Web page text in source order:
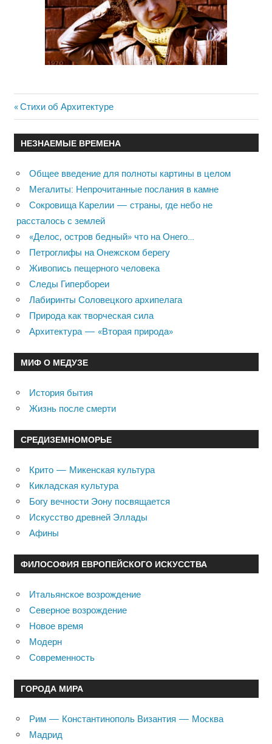
Навигация
по
записям
Previous
Post:
Стихи об Архитектуре
НЕЗНАЕМЫЕ ВРЕМЕНА
Общее введение для полноты картины в целом
Мегалиты: Непрочитанные послания в камне
Сокровища Карелии — страны, где небо не
рассталось с землей
«Делос, остров бедный» что на Онего…
Петроглифы на Онежском берегу
Живопись пещерного человека
Следы Гипербореи
Лабиринты Соловецкого архипелага
Природа как творческая сила
Архитектура — «Вторая природа»
МИФ О МЕДУЗЕ
История бытия
Жизнь после смерти
СРЕДИЗЕМНОМОРЬЕ
Крито — Микенская культура
Кикладская культура
Богу вечности Эону посвящается
Искусство древней Эллады
Афины
ФИЛОСОФИЯ ЕВРОПЕЙСКОГО ИСКУССТВА
Итальянское возрождение
Северное возрождение
Новое время
Модерн
Современность
ГОРОДА МИРА
Рим — Константинополь Византия — Москва
Мадрид